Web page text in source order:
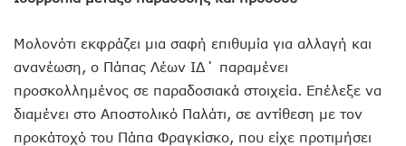
Μολονότι εκφράζει μια σαφή επιθυμία για αλλαγή και
ανανέωση, ο Πάπας Λέων ΙΔ΄ παραμένει
προσκολλημένος σε παραδοσιακά στοιχεία. Επέλεξε να
διαμένει στο Αποστολικό Παλάτι, σε αντίθεση με τον
προκάτοχό του Πάπα Φραγκίσκο, που είχε προτιμήσει